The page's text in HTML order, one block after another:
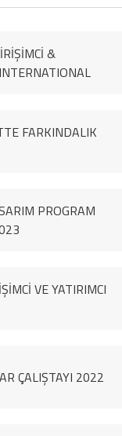
&
FARKINDALIK
PROGRAM
VE YATIRIMCI
ÇALIŞTAYI 2022